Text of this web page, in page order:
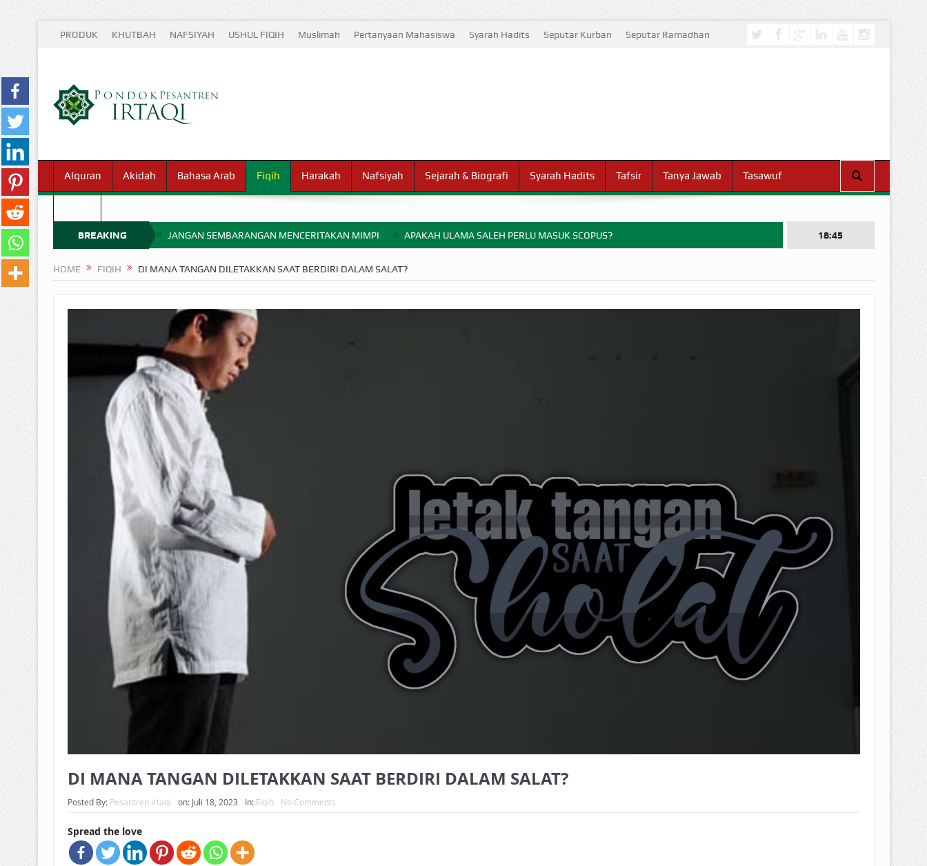
PRODUK KHUTBAH NAFSIYAH USHUL FIQIH Muslimah Pertanyaan Mahasiswa Syarah Hadits Seputar Kurban Seputar Ramadhan
Alquran Akidah Bahasa Arab Fiqih Harakah Nafsiyah Sejarah & Biografi Syarah Hadits Tafsir Tanya Jawab Tasawuf
BREAKING
NEWS
JANGAN SEMBARANGAN MENCERITAKAN MIMPI APAKAH ULAMA SALEH PERLU MASUK SCOPUS?
BAGAIMANA CARA MEMBAYAR ZAKAT UANG?
ISTIDLAL BATIL VS ISTIDLAL SYAR’I
HUKUM MEMBAYAR ZAKAT KEPADA KERABAT SENDIRI
18:45
HOME FIQIH DI MANA TANGAN DILETAKKAN SAAT BERDIRI DALAM SALAT?
DI MANA TANGAN DILETAKKAN SAAT BERDIRI DALAM SALAT?
Posted By: Pesantren Irtaqi on: Juli 18, 2023 In: Fiqih No Comments
Spread the love